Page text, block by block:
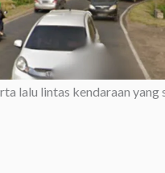
lalu lintas kendaraan yang